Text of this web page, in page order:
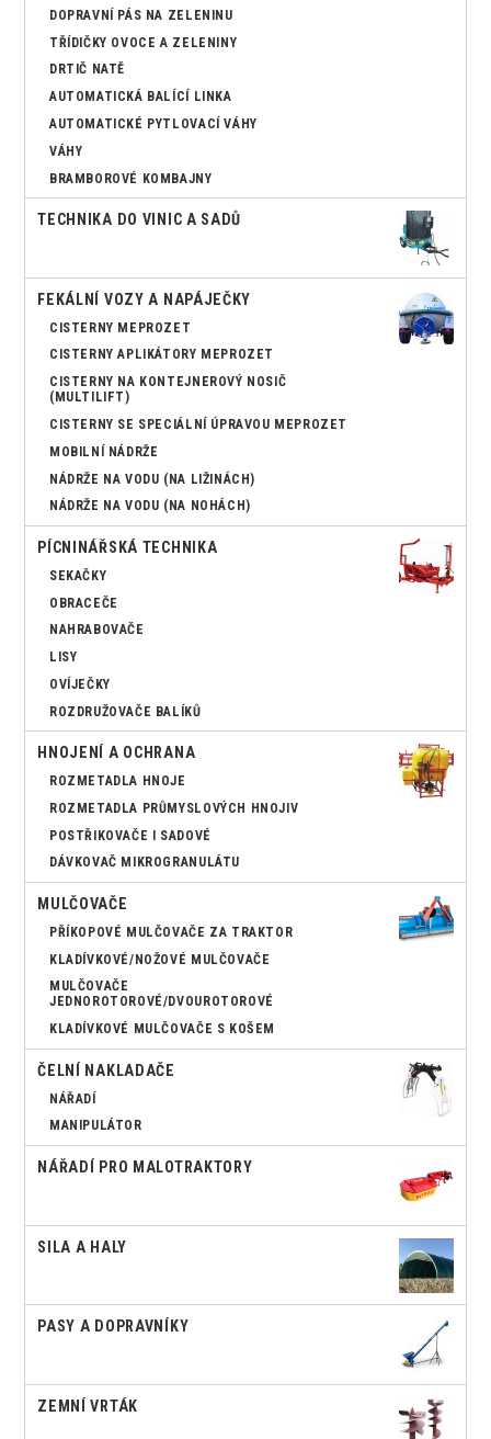
DOPRAVNÍ PÁS NA ZELENINU
TŘÍDIČKY OVOCE A ZELENINY
DRTIČ NATĚ
AUTOMATICKÁ BALÍCÍ LINKA
AUTOMATICKÉ PYTLOVACÍ VÁHY
VÁHY
BRAMBOROVÉ KOMBAJNY
TECHNIKA DO VINIC A SADŮ
FEKÁLNÍ VOZY A NAPÁJEČKY
CISTERNY MEPROZET
CISTERNY APLIKÁTORY MEPROZET
CISTERNY NA KONTEJNEROVÝ NOSIČ
(MULTILIFT)
CISTERNY SE SPECIÁLNÍ ÚPRAVOU MEPROZET
MOBILNÍ NÁDRŽE
NÁDRŽE NA VODU (NA LIŽINÁCH)
NÁDRŽE NA VODU (NA NOHÁCH)
PÍCNINÁŘSKÁ TECHNIKA
SEKAČKY
OBRACEČE
NAHRABOVAČE
LISY
OVÍJEČKY
ROZDRUŽOVAČE BALÍKŮ
HNOJENÍ A OCHRANA
ROZMETADLA HNOJE
ROZMETADLA PRŮMYSLOVÝCH HNOJIV
POSTŘIKOVAČE I SADOVÉ
DÁVKOVAČ MIKROGRANULÁTU
MULČOVAČE
PŘÍKOPOVÉ MULČOVAČE ZA TRAKTOR
KLADÍVKOVÉ/NOŽOVÉ MULČOVAČE
MULČOVAČE
JEDNOROTOROVÉ/DVOUROTOROVÉ
KLADÍVKOVÉ MULČOVAČE S KOŠEM
ČELNÍ NAKLADAČE
NÁŘADÍ
MANIPULÁTOR
NÁŘADÍ PRO MALOTRAKTORY
SILA A HALY
PASY A DOPRAVNÍKY
ZEMNÍ VRTÁK